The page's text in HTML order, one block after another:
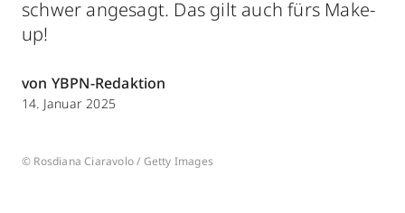
schwer angesagt. Das gilt auch fürs Make-
up!
von YBPN-Redaktion
14. Januar 2025
© Rosdiana Ciaravolo / Getty Images